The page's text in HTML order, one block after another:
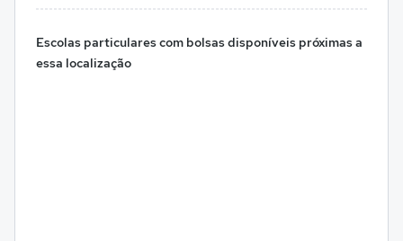
Escolas particulares com bolsas disponíveis próximas a
essa localização